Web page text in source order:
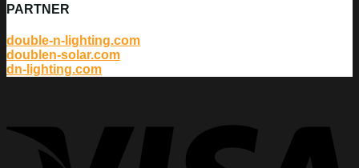
PARTNER
double-n-lighting.com
doublen-solar.com
dn-lighting.com